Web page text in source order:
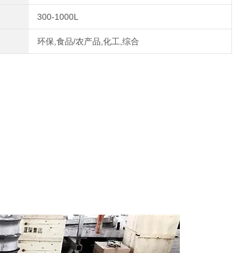
300-1000L
环保,食品/农产品,化工,综合